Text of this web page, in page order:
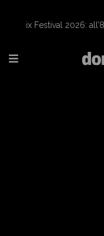
12:27
- Fioritura